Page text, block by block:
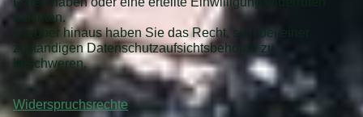
möchten.
Darüber hinaus haben Sie das Recht, sich bei einer
zuständigen Datenschutzaufsichtsbehörde zu
beschweren.
Widerspruchsrechte